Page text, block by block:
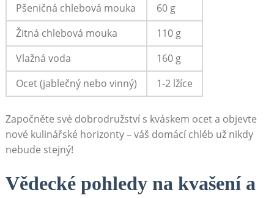
Pšeničná chlebová mouka
60 g
Žitná⁢ chlebová mouka
110 g
Vlažná voda
160 g
Ocet (jablečný nebo vinný)
1-2 lžíce
Započněte své dobrodružství s kváskem ocet a ⁢objevte
nové kulinářské horizonty – váš⁤ domácí ⁤chléb už nikdy
⁤nebude ⁤stejný!
Vědecké pohledy ⁣na kvašení a